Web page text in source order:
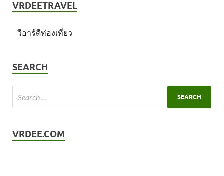
VRDEETRAVEL
วีอาร์ดีท่องเที่ยว
SEARCH
VRDEE.COM